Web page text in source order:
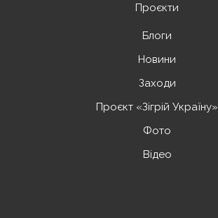
Проєкти
Блоги
Новини
Заходи
Проєкт «Зігрій Україну»
Фото
Відео